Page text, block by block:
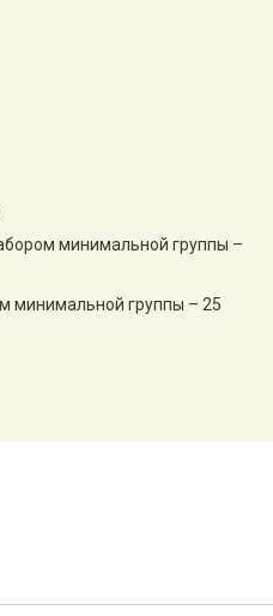
минимальной группы –
минимальной группы – 25